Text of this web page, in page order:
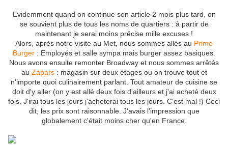
Evidemment quand on continue son article 2 mois plus tard, on
se souvient plus de tous les noms de quartiers : à partir de
maintenant je serai moins précise mille excuses !
Alors, après notre visite au Met, nous sommes allés au Prime
Burger : Employés et salle sympa mais burger assez basiques.
Nous avons ensuite remonter Broadway et nous sommes arrêtés
au Zabars: magasin sur deux étages ou on trouve tout et
n'importe quoi culinairement parlant. Tout amateur de cuisine se
doit d'y aller (on y est allé deux fois d'ailleurs et j'ai acheté deux
fois. J'irai tous les jours j'acheterai tous les jours. C'est mal !) Ceci
dit, les prix sont raisonnable. J'avais l'impression que
globalement c'était moins cher qu'en France.